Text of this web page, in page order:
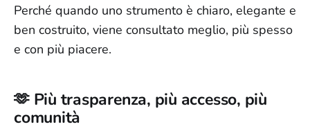
Perché quando uno strumento è chiaro, elegante e
ben costruito, viene consultato meglio, più spesso
e con più piacere.
🫶 Più trasparenza, più accesso, più
comunità